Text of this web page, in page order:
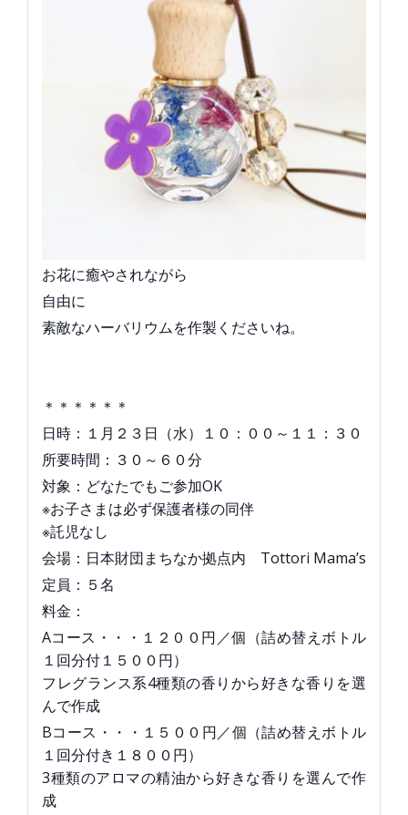
お花に癒やされながら
自由に
素敵なハーバリウムを作製くださいね。
＊＊＊＊＊＊
日時：１月２３日（水）１０：００～１１：３０
所要時間：３０～６０分
対象：どなたでもご参加OK
※お子さまは必ず保護者様の同伴
※託児なし
会場：日本財団まちなか拠点内 Tottori Mama’s
定員：５名
料金：
Aコース・・・１２００円／個（詰め替えボトル
１回分付１５００円）
フレグランス系4種類の香りから好きな香りを選
んで作成
Bコース・・・１５００円／個（詰め替えボトル
１回分付き１８００円）
3種類のアロマの精油から好きな香りを選んで作
成